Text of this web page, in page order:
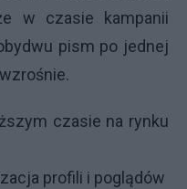
w czasie kampanii
pism po jednej
czasie na rynku
profili i poglądów